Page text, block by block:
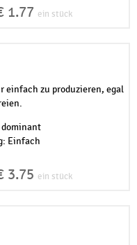
1.77 ein stück
einfach zu produzieren, egal
Einfach
3.75 ein stück